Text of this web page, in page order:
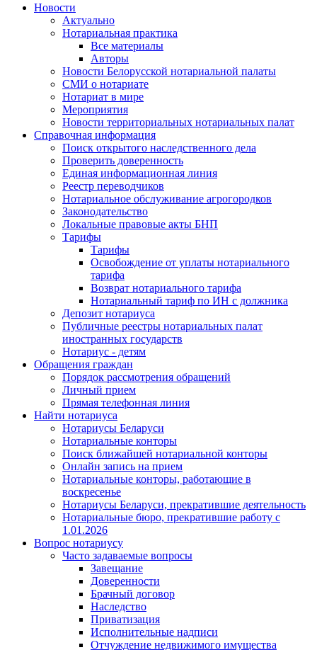
Новости
Актуально
Нотариальная практика
Все материалы
Авторы
Новости Белорусской нотариальной палаты
СМИ о нотариате
Нотариат в мире
Мероприятия
Новости территориальных нотариальных палат
Справочная информация
Поиск открытого наследственного дела
Проверить доверенность
Единая информационная линия
Реестр переводчиков
Нотариальное обслуживание агрогородков
Законодательство
Локальные правовые акты БНП
Тарифы
Тарифы
Освобождение от уплаты нотариального
тарифа
Возврат нотариального тарифа
Нотариальный тариф по ИН с должника
Депозит нотариуса
Публичные реестры нотариальных палат
иностранных государств
Нотариус - детям
Обращения граждан
Порядок рассмотрения обращений
Личный прием
Прямая телефонная линия
Найти нотариуса
Нотариусы Беларуси
Нотариальные конторы
Поиск ближайшей нотариальной конторы
Онлайн запись на прием
Нотариальные конторы, работающие в
воскресенье
Нотариусы Беларуси, прекратившие деятельность
Нотариальные бюро, прекратившие работу с
1.01.2026
Вопрос нотариусу
Часто задаваемые вопросы
Завещание
Доверенности
Брачный договор
Наследство
Приватизация
Исполнительные надписи
Отчуждение недвижимого имущества